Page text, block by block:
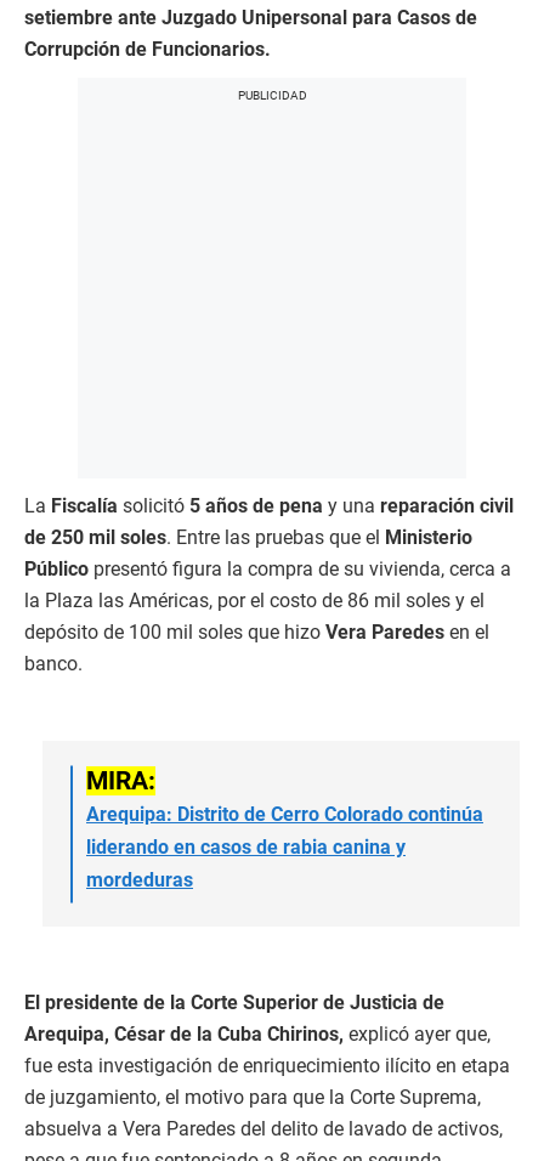
setiembre ante Juzgado Unipersonal para Casos de
Corrupción de Funcionarios.
La Fiscalía solicitó 5 años de pena y una reparación civil
de 250 mil soles. Entre las pruebas que el Ministerio
Público presentó figura la compra de su vivienda, cerca a
la Plaza las Américas, por el costo de 86 mil soles y el
depósito de 100 mil soles que hizo Vera Paredes en el
banco.
MIRA:
Arequipa: Distrito de Cerro Colorado continúa
liderando en casos de rabia canina y
mordeduras
El presidente de la Corte Superior de Justicia de
Arequipa, César de la Cuba Chirinos, explicó ayer que,
fue esta investigación de enriquecimiento ilícito en etapa
de juzgamiento, el motivo para que la Corte Suprema,
absuelva a Vera Paredes del delito de lavado de activos,